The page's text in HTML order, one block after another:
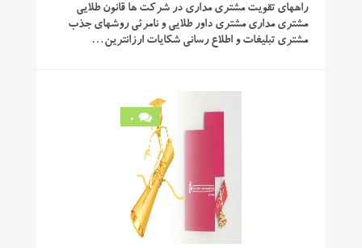
راههای تقویت مشتری مداری در شرکت ها قانون طلایی
مشتری مداری مشتری داور طلایی و نامرئی روشهای جذب
مشتری تبلیغات و اطلاع رسانی شکایات ارزانترین…
0